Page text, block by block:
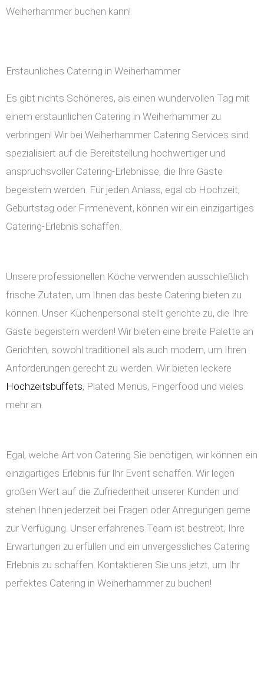
Weiherhammer buchen kann!
Erstaunliches Catering in Weiherhammer
Es gibt nichts Schöneres, als einen wundervollen Tag mit
einem erstaunlichen Catering in Weiherhammer zu
verbringen! Wir bei Weiherhammer Catering Services sind
spezialisiert auf die Bereitstellung hochwertiger und
anspruchsvoller Catering-Erlebnisse, die Ihre Gäste
begeistern werden. Für jeden Anlass, egal ob Hochzeit,
Geburtstag oder Firmenevent, können wir ein einzigartiges
Catering-Erlebnis schaffen.
Unsere professionellen Köche verwenden ausschließlich
frische Zutaten, um Ihnen das beste Catering bieten zu
können. Unser Küchenpersonal stellt gerichte zu, die Ihre
Gäste begeistern werden! Wir bieten eine breite Palette an
Gerichten, sowohl traditionell als auch modern, um Ihren
Anforderungen gerecht zu werden. Wir bieten leckere
Hochzeitsbuffets, Plated Menüs, Fingerfood und vieles
mehr an.
Egal, welche Art von Catering Sie benötigen, wir können ein
einzigartiges Erlebnis für Ihr Event schaffen. Wir legen
großen Wert auf die Zufriedenheit unserer Kunden und
stehen Ihnen jederzeit bei Fragen oder Anregungen gerne
zur Verfügung. Unser erfahrenes Team ist bestrebt, Ihre
Erwartungen zu erfüllen und ein unvergessliches Catering
Erlebnis zu schaffen. Kontaktieren Sie uns jetzt, um Ihr
perfektes Catering in Weiherhammer zu buchen!